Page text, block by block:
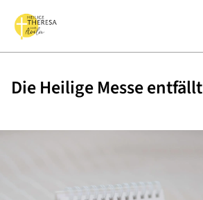
Die Heilige Messe entfällt